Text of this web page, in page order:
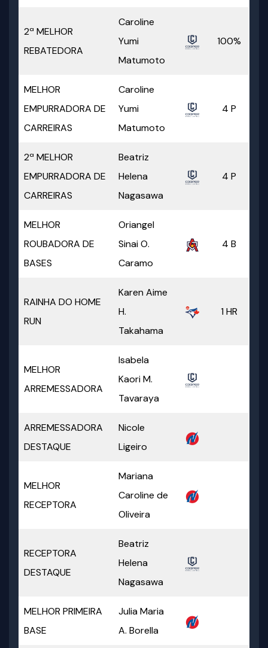
2ª MELHOR
REBATEDORA
Caroline
Yumi
Matumoto
100%
MELHOR
EMPURRADORA DE
CARREIRAS
Caroline
Yumi
Matumoto
4 P
2ª MELHOR
EMPURRADORA DE
CARREIRAS
Beatriz
Helena
Nagasawa
4 P
MELHOR
ROUBADORA DE
BASES
Oriangel
Sinai O.
Caramo
4 B
RAINHA DO HOME
RUN
Karen Aime
H.
Takahama
1 HR
MELHOR
ARREMESSADORA
Isabela
Kaori M.
Tavaraya
ARREMESSADORA
DESTAQUE
Nicole
Ligeiro
MELHOR
RECEPTORA
Mariana
Caroline de
Oliveira
RECEPTORA
DESTAQUE
Beatriz
Helena
Nagasawa
MELHOR PRIMEIRA
BASE
Julia Maria
A. Borella